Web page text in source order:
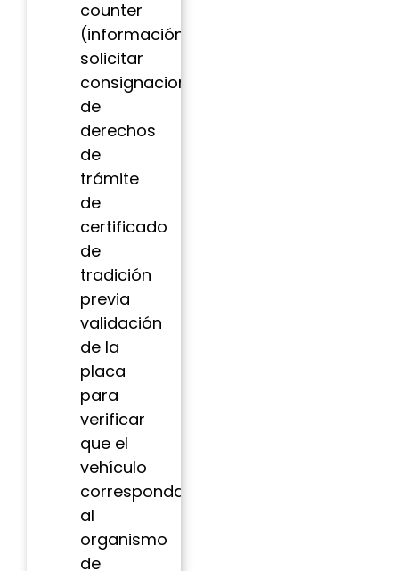
counter
(información)
solicitar
consignaciones
de
derechos
de
trámite
de
certificado
de
tradición
previa
validación
de la
placa
para
verificar
que el
vehículo
corresponda
al
organismo
de